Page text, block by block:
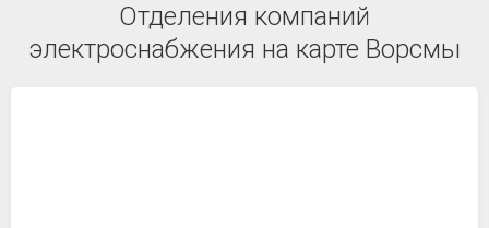
Отделения компаний
электроснабжения на карте Ворсмы